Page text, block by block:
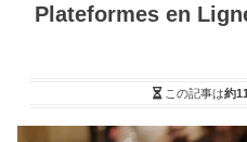
Plateformes en
この記事は約